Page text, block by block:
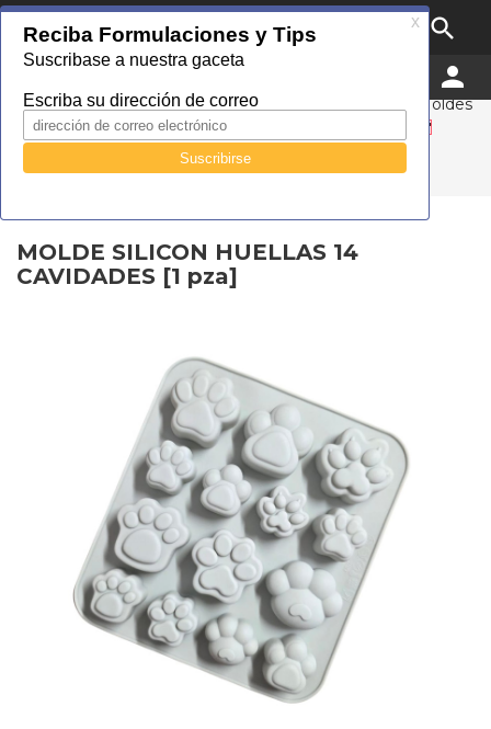

MENU 
Catálogo Empaque Tipo Material
Moldes
MOLDE SILICON HUELLAS 14 CAVIDADES [1 pza]
MOLDE SILICON HUELLAS 14 CAVIDADES [1 pza]
MOLDE SILICON HUELLAS 14
CAVIDADES [1 pza]